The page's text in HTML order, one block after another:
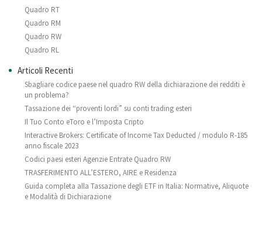
Quadro RT
Quadro RM
Quadro RW
Quadro RL
Articoli Recenti
Sbagliare codice paese nel quadro RW della dichiarazione dei redditi è
un problema?
Tassazione dei “proventi lordi” su conti trading esteri
Il Tuo Conto eToro e l’Imposta Cripto
Interactive Brokers: Certificate of Income Tax Deducted / modulo R-185
anno fiscale 2023
Codici paesi esteri Agenzie Entrate Quadro RW
TRASFERIMENTO ALL’ESTERO, AIRE e Residenza
Guida completa alla Tassazione degli ETF in Italia: Normative, Aliquote
e Modalità di Dichiarazione